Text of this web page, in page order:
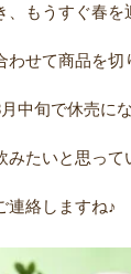
もうすぐ春を
せて商品を切
中旬で休売に
たいと思って
連絡しますね♪